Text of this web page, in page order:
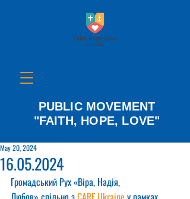
PUBLIC MOVEMENT
"FAITH, HOPE, LOVE"
16.05.2024
May 20, 2024
Громадський Рух «Віра, Надія,